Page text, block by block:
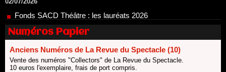
23/06/2026
Dispositif ARTCENA Écrire pour le cirque, les lauréats 2026 !
20/06/2026
Le palmarès des prix SACD 2026
18/06/2026
Les 10 lauréats du Fonds Grandes Formes Théâtre 2026
Numéros Papier
Anciens Numéros de La Revue du Spectacle (10)
Vente des numéros "Collectors" de La Revue du Spectacle.
10 euros l'exemplaire, frais de port compris.